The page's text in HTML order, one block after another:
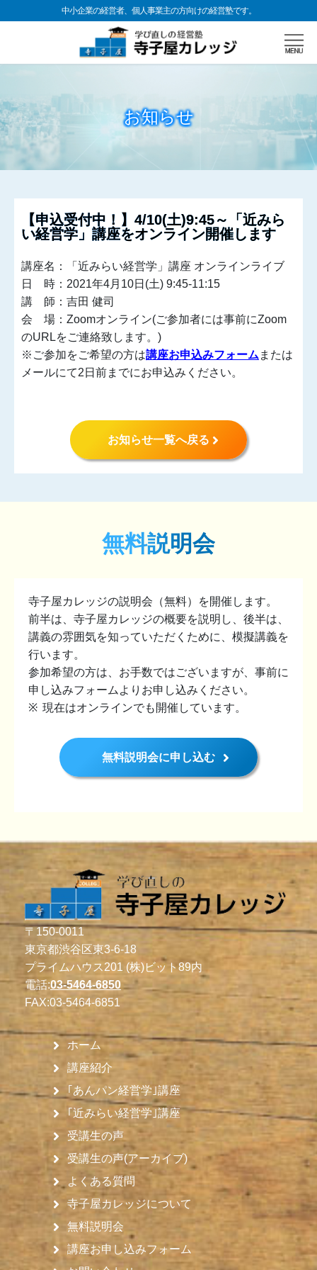
中小企業の経営者、個人事業主の方向けの経営塾です。
お知らせ
【申込受付中！】4/10(土)9:45～「近みら
い経営学」講座をオンライン開催します
講座名：「近みらい経営学」講座 オンラインライブ
日 時：2021年4月10日(土) 9:45-11:15
講 師：吉田 健司
会 場：Zoomオンライン(ご参加者には事前にZoom
のURLをご連絡致します。)
※ご参加をご希望の方は講座お申込みフォーム または
メールにて2日前までにお申込みください。
お知らせ一覧へ戻る
無料説明会
寺子屋カレッジの説明会（無料）を開催します。
前半は、寺子屋カレッジの概要を説明し、後半は、
講義の雰囲気を知っていただくために、模擬講義を
行います。
参加希望の方は、お手数ではございますが、事前に
申し込みフォームよりお申し込みください。
現在はオンラインでも開催しています。
無料説明会に申し込む
〒150-0011
東京都渋谷区東3-6-18
プライムハウス201 (株)ビット89内
電話:03-5464-6850
FAX:03-5464-6851
ホーム
講座紹介
｢あんパン経営学｣講座
｢近みらい経営学｣講座
受講生の声
受講生の声(アーカイブ)
よくある質問
寺子屋カレッジについて
無料説明会
講座お申し込みフォーム